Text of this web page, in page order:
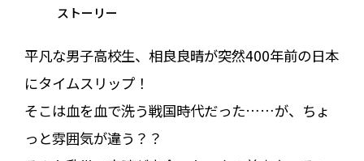
ストーリー
平凡な男子高校生、相良良晴が突然400年前の日本
にタイムスリップ！
そこは血を血で洗う戦国時代だった……が、ちょ
っと雰囲気が違う？？